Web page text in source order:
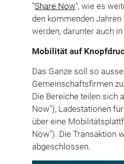
"Share Now", wie es
den kommenden
werden, darunter auch
Mobilität auf
Das Ganze soll so
Gemeinschaftsfirmen
Die Bereiche teilen sich
Now"), Ladestationen
über eine
Now"). Die Transaktion
abgeschlossen.